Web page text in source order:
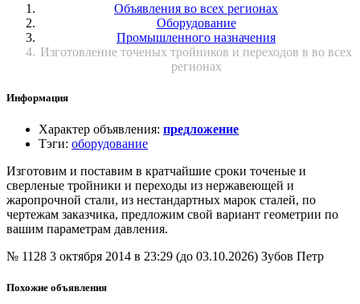
Объявления во всех регионах
Оборудование
Промышленного назначения
Изготовление точеных тройников и переходов в во всех
регионах
Информация
Характер объявления: предложение
Тэги: оборудование
Изготовим и поставим в кратчайшие сроки точеные и
сверленые тройники и переходы из нержавеющей и
жаропрочной стали, из нестандартных марок сталей, по
чертежам заказчика, предложим свой вариант геометрии по
вашим параметрам давления.
№ 1128 3 октября 2014 в 23:29 (до 03.10.2026) Зубов Петр
Похожие объявления